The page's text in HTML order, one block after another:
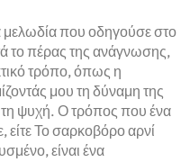
μελωδία που οδηγούσε στο
το πέρας της ανάγνωσης,
τρόπο, όπως η
μου τη δύναμη της
τη ψυχή. Ο τρόπος που ένα
είτε Το σαρκοβόρο αρνί
είναι ένα